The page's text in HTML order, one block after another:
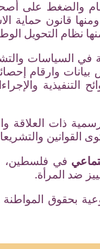
والضغط على
قانون
نظام التحويل
في السياسات
وارقام
التنفيذية
ذات العلاقة
في فلسطين،
ضد المرأة.
بحقوق المواطنة